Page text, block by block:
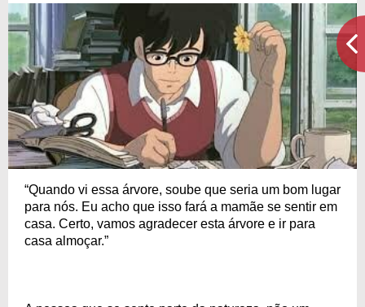
“Quando vi essa árvore, soube que seria um bom lugar
para nós. Eu acho que isso fará a mamãe se sentir em
casa. Certo, vamos agradecer esta árvore e ir para
casa almoçar.”